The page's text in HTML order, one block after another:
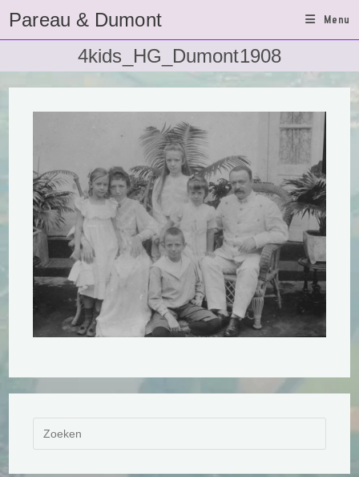
naar
inhoud
Pareau & Dumont Menu
4kids_HG_Dumont1908